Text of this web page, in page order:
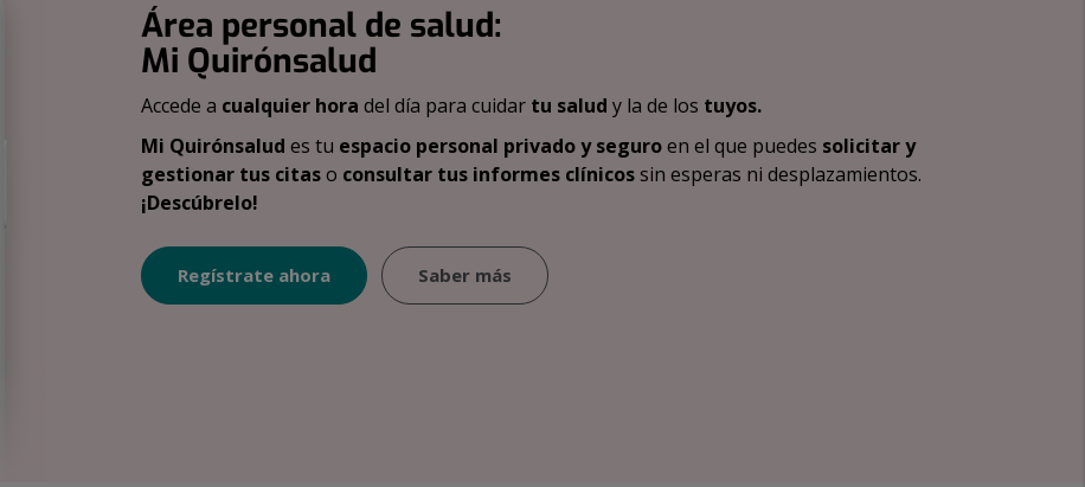
Área personal de salud:
Mi Quirónsalud
Accede a cualquier hora del día para cuidar tu salud y la de los tuyos.
Mi Quirónsalud es tu espacio personal privado y seguroen el que puedes solicitar y
gestionar tus citaso consultar tus informes clínicossin esperas ni desplazamientos.
¡Descúbrelo!
Regístrate ahora Saber más